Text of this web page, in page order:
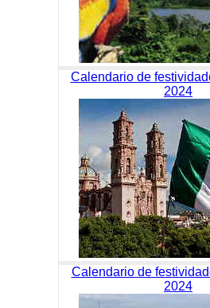
Calendario de
2024
Calendario de
2024